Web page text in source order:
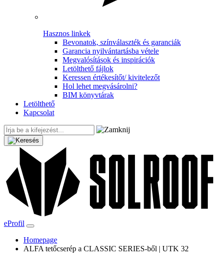
Hasznos linkek
Bevonatok, színválaszték és garanciák
Garancia nyilvántartásba vétele
Megvalósítások és inspirációk
Letölthető fájlok
Keressen értékesítőt/ kivitelezőt
Hol lehet megvásárolni?
BIM könyvtárak
Letölthető
Kapcsolat
eProfil
Homepage
ALFA tetőcserép a CLASSIC SERIES-ből | UTK 32